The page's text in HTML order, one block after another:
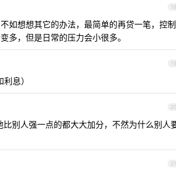
18
如想想其它的办法，最简单的再贷一笔，控制
多，但是日常的压力会小很多。
19
息）
20
别人强一点的都大大加分，不然为什么别人
21